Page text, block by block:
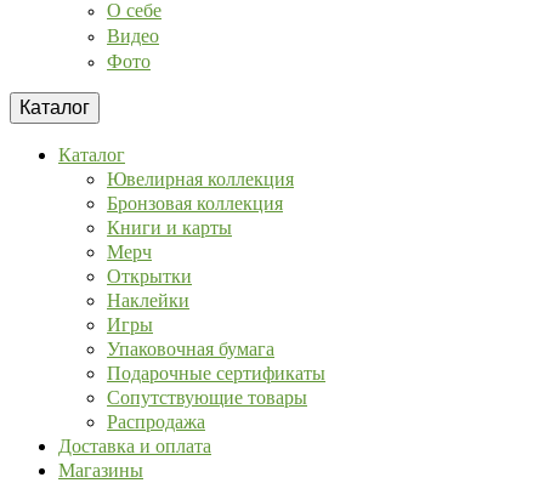
О себе
Видео
Фото
Каталог
Каталог
Ювелирная коллекция
Бронзовая коллекция
Книги и карты
Мерч
Открытки
Наклейки
Игры
Упаковочная бумага
Подарочные сертификаты
Сопутствующие товары
Распродажа
Доставка и оплата
Магазины